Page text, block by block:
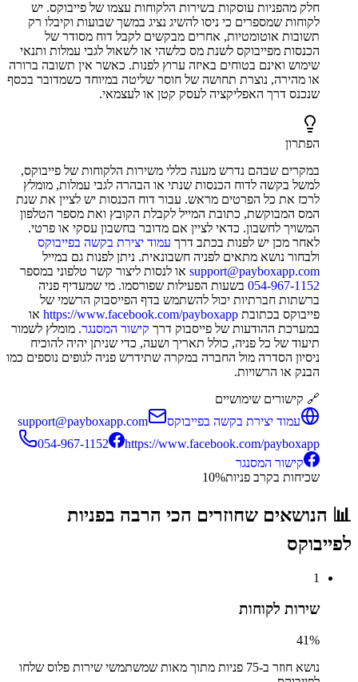
חלק מהפניות עוסקות בשירות הלקוחות עצמו של פייבוקס. יש
לקוחות שמספרים כי ניסו להשיג נציג במשך שבועות וקיבלו רק
תשובות אוטומטיות, אחרים מבקשים לקבל דוח מסודר של
הכנסות מפייבוקס לשנת מס כלשהי או לשאול לגבי עמלות ותנאי
שימוש ואינם בטוחים באיזה ערוץ לפנות. כאשר אין תשובה ברורה
או מהירה, נוצרת תחושה של חוסר שליטה במיוחד כשמדובר בכסף
שנכנס דרך האפליקציה לעסק קטן או לעצמאי.
הפתרון
במקרים שבהם נדרש מענה כללי משירות הלקוחות של פייבוקס,
למשל בקשה לדוח הכנסות שנתי או הבהרה לגבי עמלות, מומלץ
לרכז את כל הפרטים מראש. עבור דוח הכנסות יש לציין את שנת
המס המבוקשת, כתובת המייל לקבלת הקובץ ואת מספר הטלפון
המשויך לחשבון. כדאי לציין אם מדובר בחשבון עסקי או פרטי.
לאחר מכן יש לפנות בכתב דרך עמוד יצירת בקשה בפייבוקס
ולבחור נושא מתאים לפניה חשבונאית. ניתן לפנות גם במייל
support@payboxapp.com או לנסות ליצור קשר טלפוני במספר
054-967-1152 בשעות הפעילות שפורסמו. מי שמעדיף פניה
ברשתות חברתיות יכול להשתמש בדף הפייסבוק הרשמי של
פייבוקס בכתובת https://www.facebook.com/payboxapp או
במערכת ההודעות של פייסבוק דרך קישור המסנגר. מומלץ לשמור
תיעוד של כל פניה, כולל תאריך ושעה, כדי שניתן יהיה להוכיח
ניסיון הסדרה מול החברה במקרה שתידרש פניה לגופים נוספים כמו
הבנק או הרשויות.
🔗 קישורים שימושיים
עמוד יצירת בקשה בפייבוקס
support@payboxapp.com
054-967-1152
https://www.facebook.com/payboxapp
קישור המסנגר
שכיחות בקרב פניות
10%
📊 הנושאים שחוזרים הכי הרבה בפניות
לפייבוקס
1
שירות לקוחות
41%
נושא חוזר ב-75 פניות מתוך מאות שמשתמשי שירות פלוס שלחו